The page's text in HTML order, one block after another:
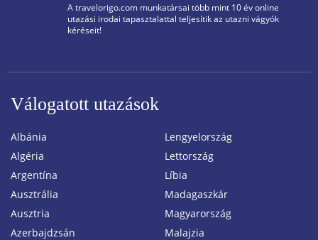
A travelorigo.com munkatársai több mint 10 év online
utazási irodai tapasztalattal teljesítik az utazni vágyók
kéréseit!
Válogatott utazások
Albánia
Algéria
Argentína
Ausztrália
Ausztria
Azerbajdzsán
Lengyelország
Lettország
Líbia
Madagaszkár
Magyarország
Malajzia